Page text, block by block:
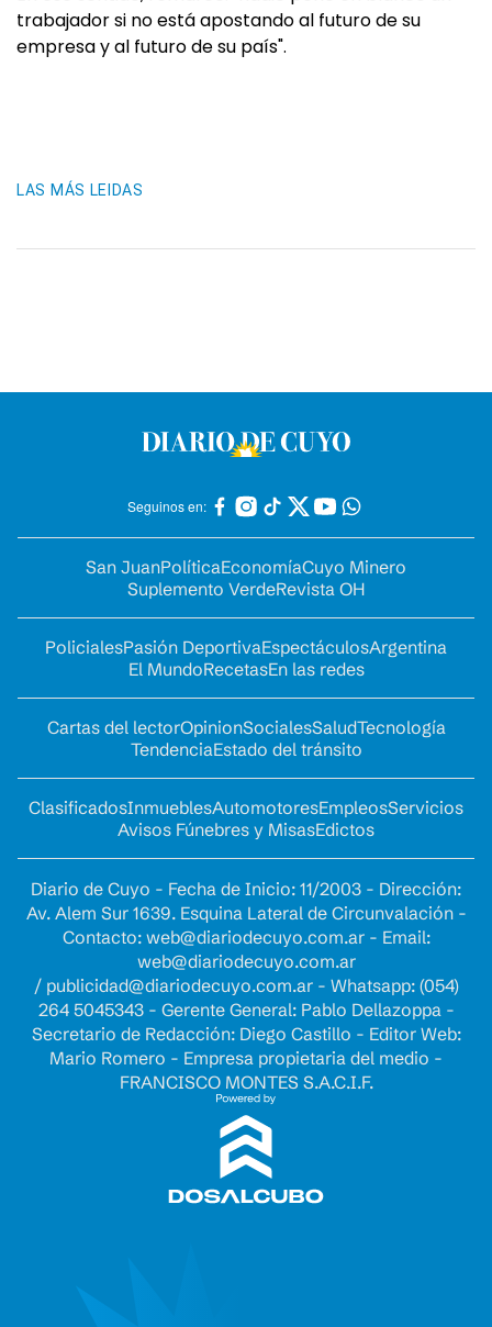
trabajador si no está apostando al futuro de su
empresa y al futuro de su país".
LAS MÁS LEIDAS
Seguinos en:
San JuanPolíticaEconomíaCuyo Minero
Suplemento VerdeRevista OH
PolicialesPasión DeportivaEspectáculosArgentina
El MundoRecetasEn las redes
Cartas del lectorOpinionSocialesSaludTecnología
TendenciaEstado del tránsito
ClasificadosInmueblesAutomotoresEmpleosServicios
Avisos Fúnebres y MisasEdictos
Diario de Cuyo - Fecha de Inicio: 11/2003 - Dirección:
Av. Alem Sur 1639. Esquina Lateral de Circunvalación -
Contacto: web@diariodecuyo.com.ar- Email:
web@diariodecuyo.com.ar
/ publicidad@diariodecuyo.com.ar- Whatsapp: (054)
264 5045343 - Gerente General: Pablo Dellazoppa -
Secretario de Redacción: Diego Castillo - Editor Web:
Mario Romero - Empresa propietaria del medio -
FRANCISCO MONTES S.A.C.I.F.